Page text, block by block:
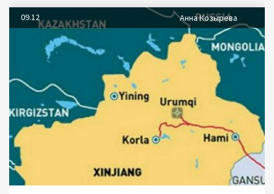
09.12 Анна Козырева